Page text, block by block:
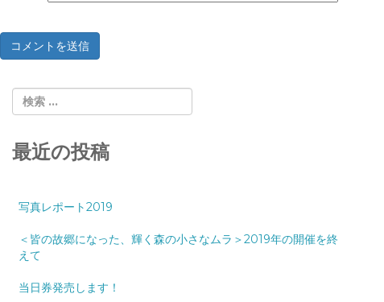
最近の投稿
写真レポート2019
＜皆の故郷になった、輝く森の小さなムラ＞2019年の開催を終
えて
当日券発売します！